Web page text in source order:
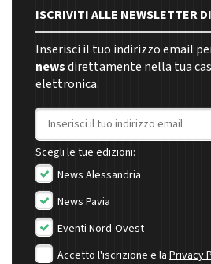
ISCRIVITI ALLE NEWSLETTER
Inserisci il tuo indirizzo email
newsdirettamente nella tua
elettronica.
Indirizzo email
Scegli le tue edizioni:
News Alessandria
News Pavia
Eventi Nord-Ovest
Accetto l'iscrizione e la Privacy